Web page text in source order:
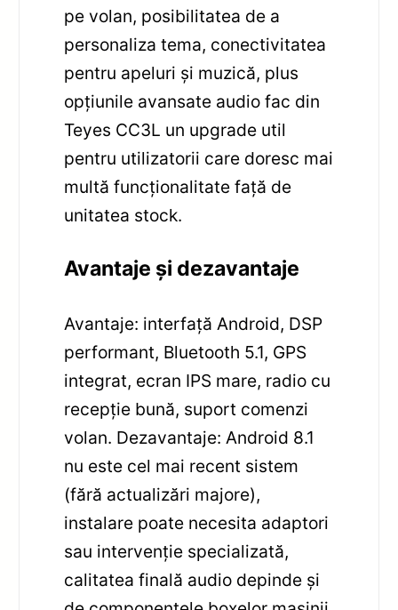
pe volan, posibilitatea de a
personaliza tema, conectivitatea
pentru apeluri și muzică, plus
opțiunile avansate audio fac din
Teyes CC3L un upgrade util
pentru utilizatorii care doresc mai
multă funcționalitate față de
unitatea stock.
Avantaje și dezavantaje
Avantaje: interfață Android, DSP
performant, Bluetooth 5.1, GPS
integrat, ecran IPS mare, radio cu
recepție bună, suport comenzi
volan. Dezavantaje: Android 8.1
nu este cel mai recent sistem
(fără actualizări majore),
instalare poate necesita adaptori
sau intervenție specializată,
calitatea finală audio depinde și